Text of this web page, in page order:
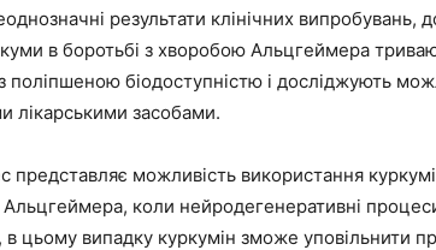
результати клінічних випробувань,
в боротьбі з хворобою Альцгеймера
поліпшеною біодоступністю і досліджують
лікарськими засобами.
представляє можливість використання
Альцгеймера, коли нейродегенеративні
цьому випадку куркумін зможе уповільнити